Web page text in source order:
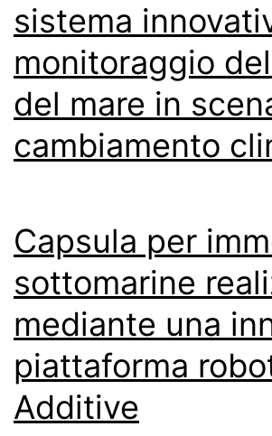
sistema
monitoraggio
del mare in
cambiamento
Capsula per
sottomarine
mediante una
piattaforma
Additive